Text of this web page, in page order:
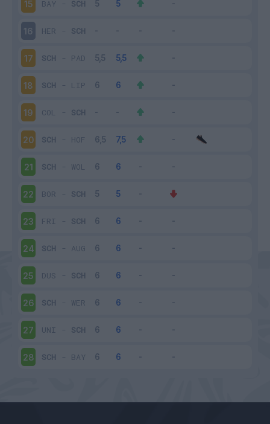
15 BAY - SCH
16 HER - SCH
17 SCH - PAD
18 SCH - LIP
19 COL - SCH
20 SCH - HOF
21 SCH - WOL
22 BOR - SCH
23 FRI - SCH
24 SCH - AUG
25 DUS - SCH
26 SCH - WER
27 UNI - SCH
28 SCH - BAY